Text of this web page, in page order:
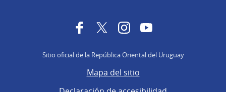
FacebookTwitterInstagramYouTube
Sitio oficial de la República Oriental del Uruguay
Mapa del sitio